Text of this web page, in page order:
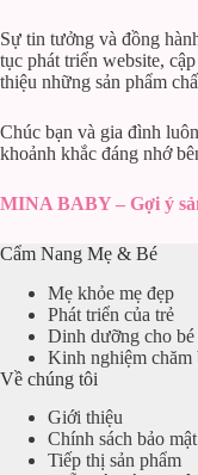
Sự tin tưởng và đồng
tục phát triển website,
thiệu những sản phẩm
Chúc bạn và gia đình
khoảnh khắc đáng nhớ
MINA BABY – Gợi ý
Cẩm Nang Mẹ & Bé
Mẹ khỏe mẹ đẹp
Phát triển của trẻ
Dinh dưỡng cho bé
Kinh nghiệm chăm
Về chúng tôi
Giới thiệu
Chính sách bảo mật
Tiếp thị sản phẩm